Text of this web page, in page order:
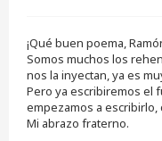
a
j
e
s
i
n
l
¡Qué buen poema,
Somos muchos los
nos la inyectan, ya es
Pero ya escribiremos el
empezamos a escribirlo,
Mi abrazo fraterno.